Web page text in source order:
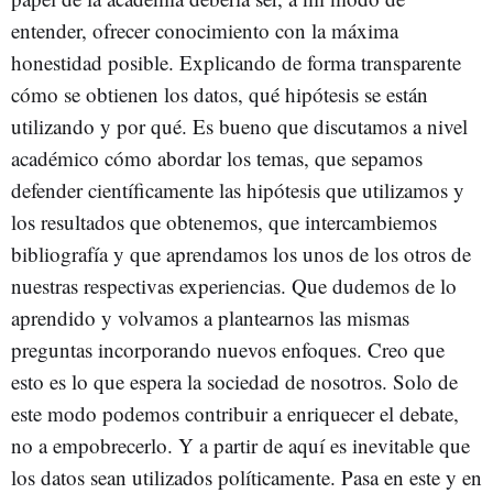
entender, ofrecer conocimiento con la máxima
honestidad posible. Explicando de forma transparente
cómo se obtienen los datos, qué hipótesis se están
utilizando y por qué. Es bueno que discutamos a nivel
académico cómo abordar los temas, que sepamos
defender científicamente las hipótesis que utilizamos y
los resultados que obtenemos, que intercambiemos
bibliografía y que aprendamos los unos de los otros de
nuestras respectivas experiencias. Que dudemos de lo
aprendido y volvamos a plantearnos las mismas
preguntas incorporando nuevos enfoques. Creo que
esto es lo que espera la sociedad de nosotros. Solo de
este modo podemos contribuir a enriquecer el debate,
no a empobrecerlo. Y a partir de aquí es inevitable que
los datos sean utilizados políticamente. Pasa en este y en